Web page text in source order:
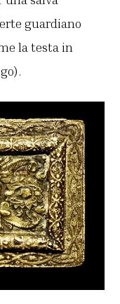
guardiano
la testa in